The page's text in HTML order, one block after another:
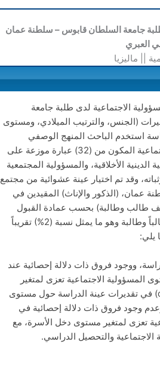
طلبة جامعة السلطان قابوس – سلطنة عمان
العبري
|| ماليزيا
الاجتماعية لدى طلبة جامعة
(الجنس، والترتيب الميلادي، ومستوى
استخدم الباحث المنهج الوصفي
الارتباطي، كما استخدم الباحث مقياس المسؤولية الاجتماعية المكون من (32) عبارة موزعة على
الأخلاقية، والمسؤولية المجتمعية
وقد تم اختيار عينة عشوائية من مجتمع
عمان، (الذكور والإناث) المقيدين في
الدراسي 2020-2021م والبالغ عددهم (16359 ألف طالب وطالبة) بحسب عمادة القبول
والتسجيل في الجامعة، حيث تكونت العينة من (317) طالباً وطالبة وهو ما يمثل نسبة (2%) تقريباً
يلي:
ووجود فروق ذات دلالة إحصائية عند
المسؤولية الاجتماعية تعزى لمتغير
) في تقديرات عينة الدراسة حول مستوى
وعدم وجود فروق ذات دلالة إحصائية في
تعزى لمتغير مستوى دخل الأسرة، مع
الاجتماعية والتحصيل الدراسي.